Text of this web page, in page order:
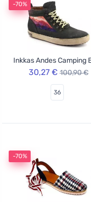
-70%
Inkkas Andes Camping
30,27 € 100,90 €
36
-70%